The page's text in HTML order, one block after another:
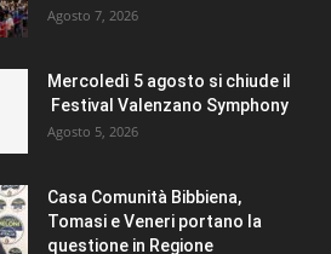
Agosto 7, 2026
Mercoledì 5 agosto si chiude il
Festival Valenzano Symphony
Agosto 5, 2026
Casa Comunità Bibbiena,
Tomasi e Veneri portano la
questione in Regione